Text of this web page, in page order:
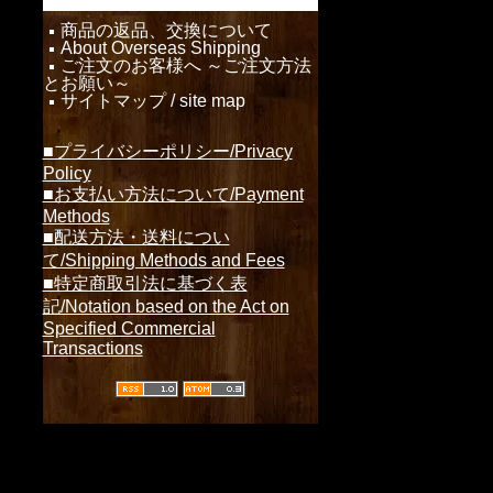
商品の返品、交換について
About Overseas Shipping
ご注文のお客様へ ～ご注文方法
とお願い～
サイトマップ / site map
■プライバシーポリシー/Privacy
Policy
■お支払い方法について/Payment
Methods
■配送方法・送料につい
て/Shipping Methods and Fees
■特定商取引法に基づく表
記/Notation based on the Act on
Specified Commercial
Transactions